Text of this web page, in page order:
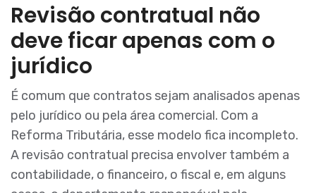
Revisão contratual não
deve ficar apenas com o
jurídico
É comum que contratos sejam analisados apenas
pelo jurídico ou pela área comercial. Com a
Reforma Tributária, esse modelo fica incompleto.
A revisão contratual precisa envolver também a
contabilidade, o financeiro, o fiscal e, em alguns